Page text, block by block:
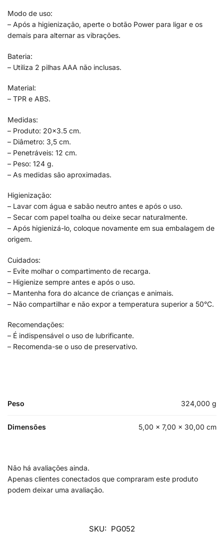
Modo de uso:
– Após a higienização, aperte o botão Power para ligar e os
demais para alternar as vibrações.
Bateria:
– Utiliza 2 pilhas AAA não inclusas.
Material:
– TPR e ABS.
Medidas:
– Produto: 20×3.5 cm.
– Diâmetro: 3,5 cm.
– Penetráveis: 12 cm.
– Peso: 124 g.
– As medidas são aproximadas.
Higienização:
– Lavar com água e sabão neutro antes e após o uso.
– Secar com papel toalha ou deixe secar naturalmente.
– Após higienizá-lo, coloque novamente em sua embalagem de
origem.
Cuidados:
– Evite molhar o compartimento de recarga.
– Higienize sempre antes e após o uso.
– Mantenha fora do alcance de crianças e animais.
– Não compartilhar e não expor a temperatura superior a 50°C.
Recomendações:
– É indispensável o uso de lubrificante.
– Recomenda-se o uso de preservativo.
Peso 324,000 g
Dimensões 5,00 × 7,00 × 30,00 cm
Não há avaliações ainda.
Apenas clientes conectados que compraram este produto
podem deixar uma avaliação.
SKU: PG052